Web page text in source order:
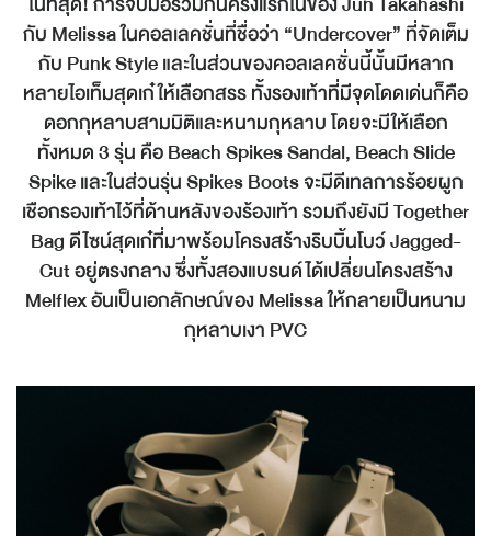
กับ Melissa ในคอลเลคชั่นที่ชื่อว่า “Undercover” ที่จัดเต็ม
กับ Punk Style และในส่วนของคอลเลคชั่นนี้นั้นมีหลาก
หลายไอเท็มสุดเก๋ให้เลือกสรร ทั้งรองเท้าที่มีจุดโดดเด่นก็คือ
ดอกกุหลาบสามมิติและหนามกุหลาบ โดยจะมีให้เลือก
ทั้งหมด 3 รุ่น คือ Beach Spikes Sandal, Beach Slide
Spike และในส่วนรุ่น Spikes Boots จะมีดีเทลการร้อยผูก
เชือกรองเท้าไว้ที่ด้านหลังของร้องเท้า รวมถึงยังมี Together
Bag ดีไซน์สุดเก๋ที่มาพร้อมโครงสร้างริบบิ้นโบว์ Jagged-
Cut อยู่ตรงกลาง ซึ่งทั้งสองแบรนด์ได้เปลี่ยนโครงสร้าง
Melflex อันเป็นเอกลักษณ์ของ Melissa ให้กลายเป็นหนาม
กุหลาบเงา PVC